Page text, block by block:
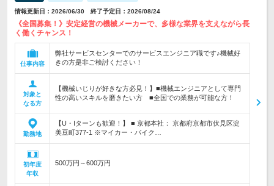
情報更新日：2026/06/30 終了予定日：2026/08/24
《全国募集！》安定経営の機械メーカーで、多様な業界を支えながら長
く働くチャンス！
仕事内容
弊社サービスセンターでのサービスエンジニア職です♪機械好
きの方是非ご検討ください！
対象と
なる方
【機械いじりが好きな方必見！】■機械エンジニアとして専門
性の高いスキルを磨きたい方 ■全国での業務が可能な方！
勤務地
【U・Iターンも歓迎！】 ■ 京都本社： 京都府京都市伏見区淀
美豆町377-1 ※マイカー・バイク…
初年度
年収
500万円～600万円